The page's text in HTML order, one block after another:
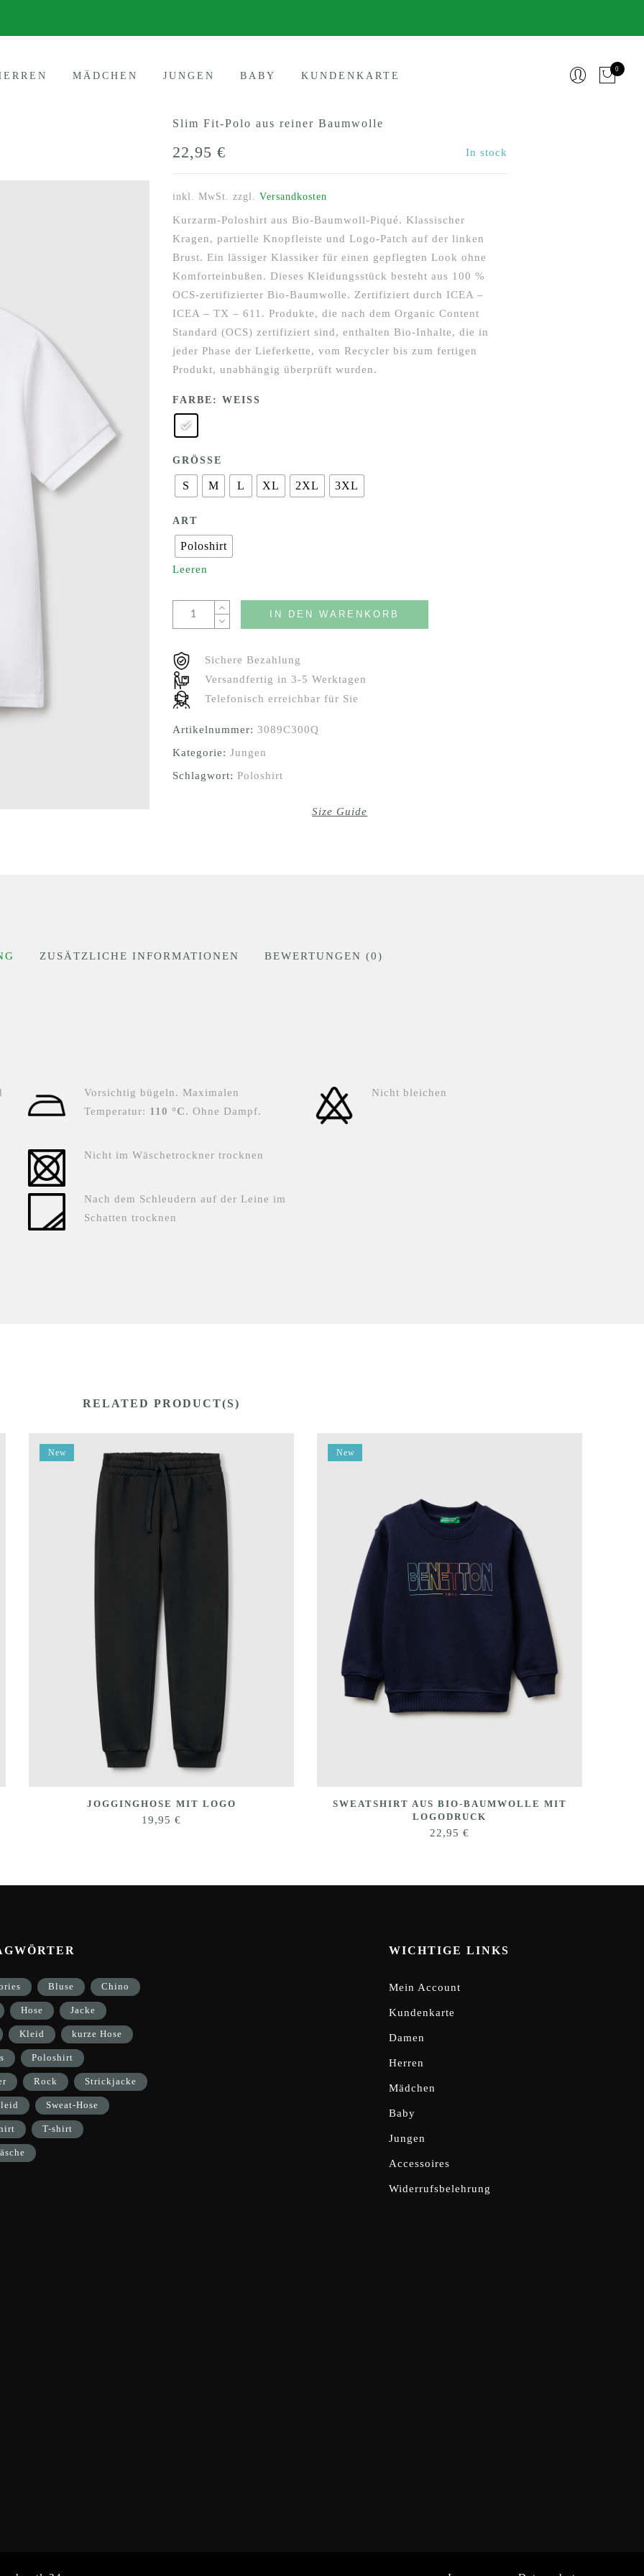
MÄDCHEN JUNGEN BABY KUNDENKARTE
0
Slim Fit-Polo aus reiner Baumwolle
22,95 € In stock
inkl. MwSt. zzgl. Versandkosten
Kurzarm-Poloshirt aus Bio-Baumwoll-Piqué. Klassischer
Kragen, partielle Knopfleiste und Logo-Patch auf der linken
Brust. Ein lässiger Klassiker für einen gepflegten Look ohne
Komforteinbußen. Dieses Kleidungsstück besteht aus 100 %
OCS-zertifizierter Bio-Baumwolle. Zertifiziert durch ICEA –
ICEA – TX – 611. Produkte, die nach dem Organic Content
Standard (OCS) zertifiziert sind, enthalten Bio-Inhalte, die in
jeder Phase der Lieferkette, vom Recycler bis zum fertigen
Produkt, unabhängig überprüft wurden.
FARBE : WEISS
GRÖSSE
S M L XL 2XL 3XL
ART
Poloshirt
Leeren
IN DEN WARENKORB
Sichere Bezahlung
Versandfertig in 3-5 Werktagen
Telefonisch erreichbar für Sie
Artikelnummer: 3089C300Q
Kategorie: Jungen
Schlagwort: Poloshirt
Size Guide
ZUSÄTZLICHE INFORMATIONEN BEWERTUNGEN (0)
Vorsichtig bügeln. Maximalen
Temperatur: 110 °C. Ohne Dampf.
Nicht im Wäschetrockner trocknen
Nach dem Schleudern auf der Leine im
Schatten trocknen
Nicht bleichen
RELATED PRODUCT(S)
New
JOGGINGHOSE MIT LOGO
19,95 €
New
SWEATSHIRT AUS BIO-BAUMWOLLE MIT
LOGODRUCK
22,95 €
Bluse Chino
Hose Jacke
Kleid kurze Hose
Poloshirt
Rock Strickjacke
Sweat-Hose
T-shirt
WICHTIGE LINKS
Mein Account
Kundenkarte
Damen
Herren
Mädchen
Baby
Jungen
Accessoires
Widerrufsbelehrung